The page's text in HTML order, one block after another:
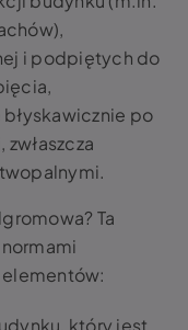
i podpiętych do
po
Ta
elementów:
który jest